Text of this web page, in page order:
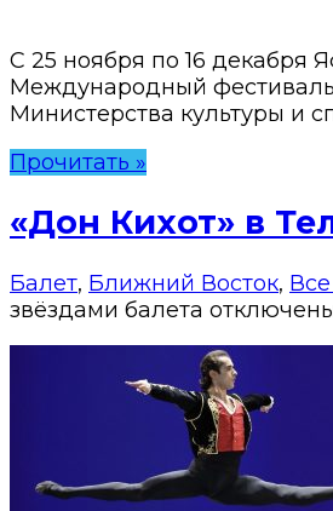
С 25 ноября по 16 декабря
Международный
Министерства культуры и
Прочитать »
«Дон Кихот» в
Балет, Ближний Восток,
звёздами балета